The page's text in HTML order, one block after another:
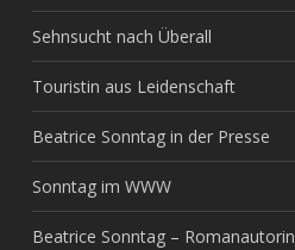
Sehnsucht nach Überall
Touristin aus Leidenschaft
Beatrice Sonntag in der Presse
Sonntag im WWW
Beatrice Sonntag – Romanautorin